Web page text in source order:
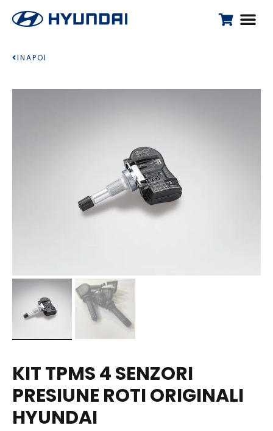
INAPOI
KIT TPMS 4 SENZORI
PRESIUNE ROTI ORIGINALI
HYUNDAI